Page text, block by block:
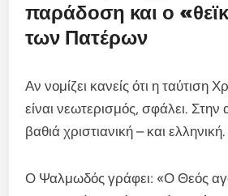
παράδοση και ο
των Πατέρων
Αν νομίζει κανείς ότι η ταύτιση
είναι νεωτερισμός, σφάλει. Στην
βαθιά χριστιανική – και ελληνική.
Ο Ψαλμωδός γράφει: «Ο Θεός